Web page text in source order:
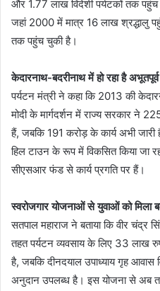
और 1.77 लाख विदेशी पर्यटकों तक
जहां 2000 में मात्र 16 लाख श्रद्धालु
तक पहुंच चुकी है।
केदारनाथ-बदरीनाथ में हो रहा है
पर्यटन मंत्री ने कहा कि 2013 की
मोदी के मार्गदर्शन में राज्य सरकार ने
हैं, जबकि 191 करोड़ के कार्य अभी जारी
हिल टाउन के रूप में विकसित किया जा
सीएसआर फंड से कार्य प्रगति पर हैं।
स्वरोजगार योजनाओं से युवाओं को मिला
सतपाल महाराज ने बताया कि वीर चंद्र
तहत पर्यटन व्यवसाय के लिए 33 लाख
है, जबकि दीनदयाल उपाध्याय गृह
अनुदान उपलब्ध है। इस योजना से अब